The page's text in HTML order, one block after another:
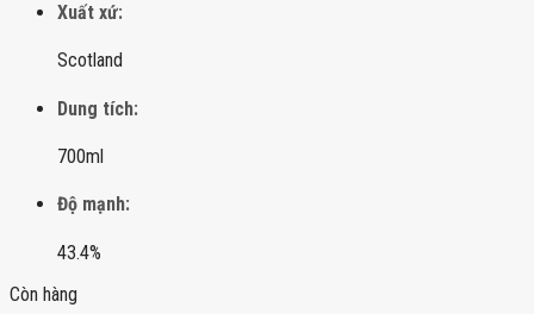
Xuất xứ:
Scotland
Dung tích:
700ml
Độ mạnh:
43.4%
Còn hàng